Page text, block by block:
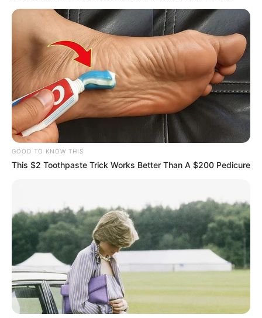
GOOD TO KNOW THIS
This $2 Toothpaste Trick Works Better Than A $200 Pedicure